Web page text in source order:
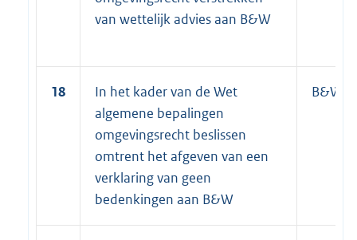
van wettelijk advies aan B&W
18
In het kader van de Wet
algemene bepalingen
omgevingsrecht beslissen
omtrent het afgeven van een
verklaring van geen
bedenkingen aan B&W
B&W